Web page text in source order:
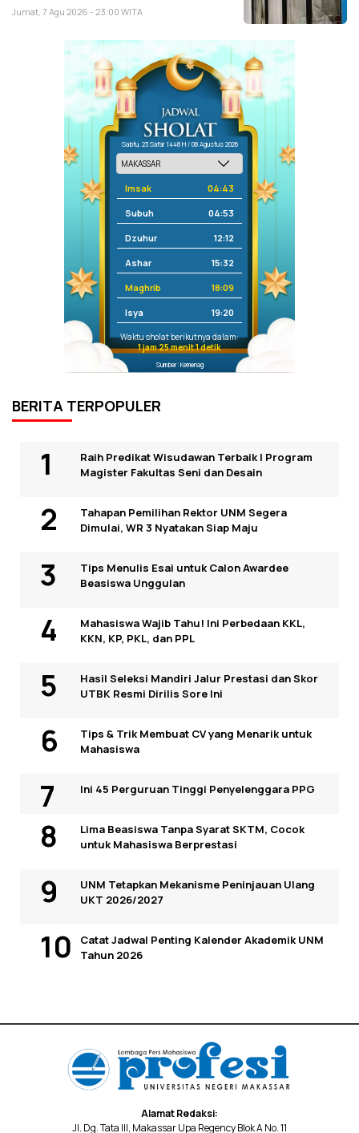
Jumat, 7 Agu 2026 - 23:00 WITA
Sabtu, 23 Safar 1448 H / 08 Agustus 2026
Imsak 04:43
Subuh 04:53
Dzuhur 12:12
Ashar 15:32
Maghrib 18:09
Isya 19:20
Waktu sholat berikutnya dalam:
1 jam 25 menit 1 detik
Sumber: Kemenag
BERITA TERPOPULER
Raih Predikat Wisudawan Terbaik I Program
Magister Fakultas Seni dan Desain
Tahapan Pemilihan Rektor UNM Segera
Dimulai, WR 3 Nyatakan Siap Maju
Tips Menulis Esai untuk Calon Awardee
Beasiswa Unggulan
Mahasiswa Wajib Tahu! Ini Perbedaan KKL,
KKN, KP, PKL, dan PPL
Hasil Seleksi Mandiri Jalur Prestasi dan Skor
UTBK Resmi Dirilis Sore Ini
Tips & Trik Membuat CV yang Menarik untuk
Mahasiswa
Ini 45 Perguruan Tinggi Penyelenggara PPG
Lima Beasiswa Tanpa Syarat SKTM, Cocok
untuk Mahasiswa Berprestasi
UNM Tetapkan Mekanisme Peninjauan Ulang
UKT 2026/2027
Catat Jadwal Penting Kalender Akademik UNM
Tahun 2026
Alamat Redaksi:
Jl. Dg. Tata III, Makassar Upa Regency Blok A No. 11